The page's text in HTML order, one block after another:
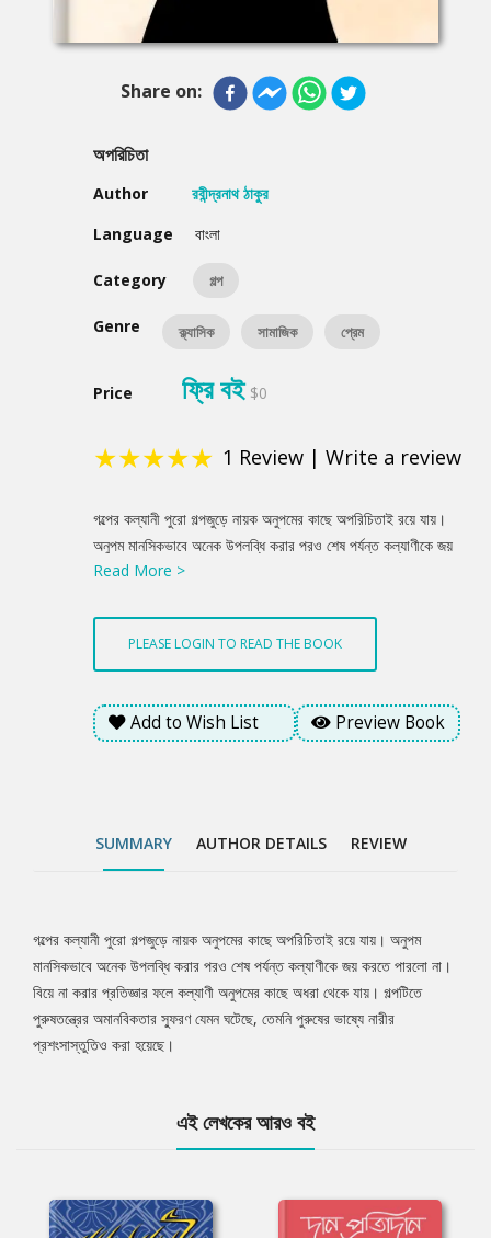
Share on:
অপরিচিতা
Author
রবীন্দ্রনাথ ঠাকুর
Language
বাংলা
Category গল্প
Genre ক্ল্যাসিক সামাজিক প্রেম
Price ফ্রি বই $0
★★★★★ 1 Review | Write a review
Product
Summery
গল্পের কল্যানী পুরো গল্পজুড়ে নায়ক অনুপমের কাছে অপরিচিতাই রয়ে যায়।
অনুপম মানসিকভাবে অনেক উপলব্ধি করার পরও শেষ পর্যন্ত কল্যাণীকে জয়
করতে পারলো না। বিয়ে না করার প্রতিজ্ঞার ফলে কল্যাণী অনুপমের কাছে অধরা
পুরুষের ভাষ্যে নারীর প্রশংসাস্তুতিও করা হয়েছে।
Read More >
PLEASE LOGIN TO READ THE BOOK
Add to Wish List Preview Book
SUMMARY AUTHOR DETAILS REVIEW
Tab
Article
গল্পের কল্যানী পুরো গল্পজুড়ে নায়ক অনুপমের কাছে অপরিচিতাই রয়ে যায়। অনুপম
মানসিকভাবে অনেক উপলব্ধি করার পরও শেষ পর্যন্ত কল্যাণীকে জয় করতে পারলো না।
বিয়ে না করার প্রতিজ্ঞার ফলে কল্যাণী অনুপমের কাছে অধরা থেকে যায়। গল্পটিতে
পুরুষতন্ত্রের অমানবিকতার স্ফুরণ যেমন ঘটেছে, তেমনি পুরুষের ভাষ্যে নারীর
প্রশংসাস্তুতিও করা হয়েছে।
এই লেখকের আরও বই